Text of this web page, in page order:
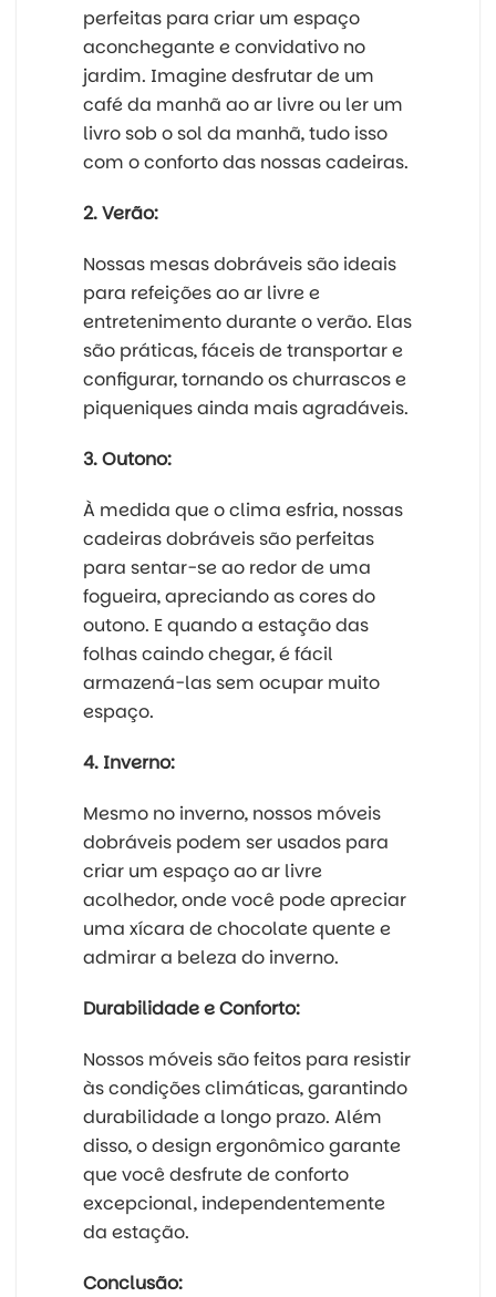
perfeitas para criar um espaço
aconchegante e convidativo no
jardim. Imagine desfrutar de um
café da manhã ao ar livre ou ler um
livro sob o sol da manhã, tudo isso
com o conforto das nossas cadeiras.
2. Verão:
Nossas mesas dobráveis são ideais
para refeições ao ar livre e
entretenimento durante o verão. Elas
são práticas, fáceis de transportar e
configurar, tornando os churrascos e
piqueniques ainda mais agradáveis.
3. Outono:
À medida que o clima esfria, nossas
cadeiras dobráveis são perfeitas
para sentar-se ao redor de uma
fogueira, apreciando as cores do
outono. E quando a estação das
folhas caindo chegar, é fácil
armazená-las sem ocupar muito
espaço.
4. Inverno:
Mesmo no inverno, nossos móveis
dobráveis podem ser usados para
criar um espaço ao ar livre
acolhedor, onde você pode apreciar
uma xícara de chocolate quente e
admirar a beleza do inverno.
Durabilidade e Conforto:
Nossos móveis são feitos para resistir
às condições climáticas, garantindo
durabilidade a longo prazo. Além
disso, o design ergonômico garante
que você desfrute de conforto
excepcional, independentemente
da estação.
Conclusão: